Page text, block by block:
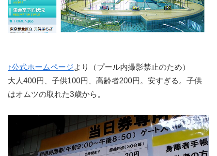
↑公式ホームページより（プール内撮影禁止のため）
大人400円、子供100円、高齢者200円。安すぎる。子供
はオムツの取れた3歳から。